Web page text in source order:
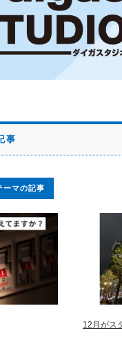
事
ーマの記事
12月がス